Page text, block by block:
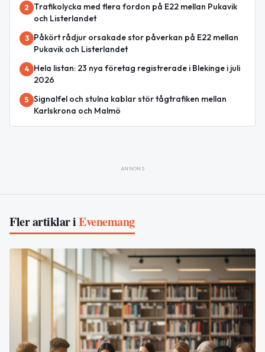
2
Trafikolycka med flera fordon på E22 mellan Pukavik
och Listerlandet
3
Påkört rådjur orsakade stor påverkan på E22 mellan
Pukavik och Listerlandet
4
Hela listan: 23 nya företag registrerade i Blekinge i juli
2026
5 Signalfel och stulna kablar stör tågtrafiken mellan
Karlskrona och Malmö
ANNONS
Fler artiklar iEvenemang